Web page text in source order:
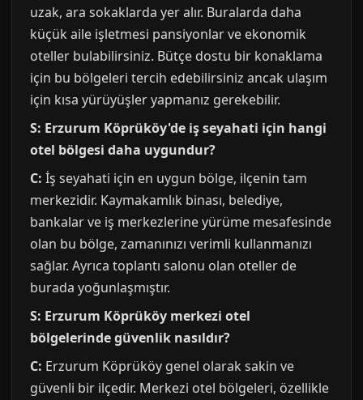
uzak, ara sokaklarda yer alır. Buralarda daha
küçük aile işletmesi pansiyonlar ve ekonomik
oteller bulabilirsiniz. Bütçe dostu bir konaklama
için bu bölgeleri tercih edebilirsiniz ancak ulaşım
için kısa yürüyüşler yapmanız gerekebilir.
S: Erzurum Köprüköy'de iş seyahati için hangi
otel bölgesi daha uygundur?
C: İş seyahati için en uygun bölge, ilçenin tam
merkezidir. Kaymakamlık binası, belediye,
bankalar ve iş merkezlerine yürüme mesafesinde
olan bu bölge, zamanınızı verimli kullanmanızı
sağlar. Ayrıca toplantı salonu olan oteller de
burada yoğunlaşmıştır.
S: Erzurum Köprüköy merkezi otel
bölgelerinde güvenlik nasıldır?
C: Erzurum Köprüköy genel olarak sakin ve
güvenli bir ilçedir. Merkezi otel bölgeleri, özellikle